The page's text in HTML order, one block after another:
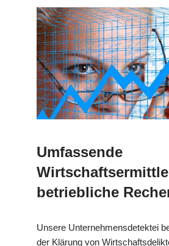
Umfassende
betriebliche
Unsere Unternehmensdetektei
der Klärung von